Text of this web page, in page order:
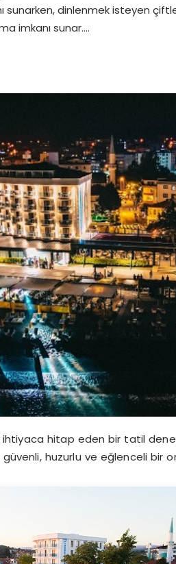
sunarken, dinlenmek isteyen
imkanı sunar….
ihtiyaca hitap eden bir tatil
huzurlu ve eğlenceli bir